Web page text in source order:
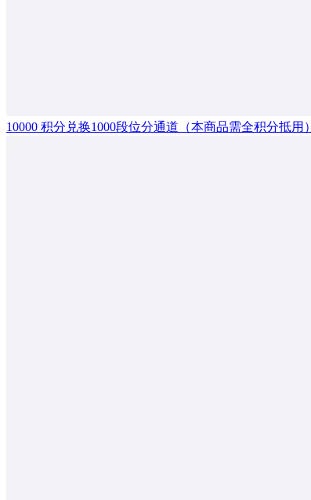
10000 积分兑换1000段位分通道（本商品需全积分抵用）